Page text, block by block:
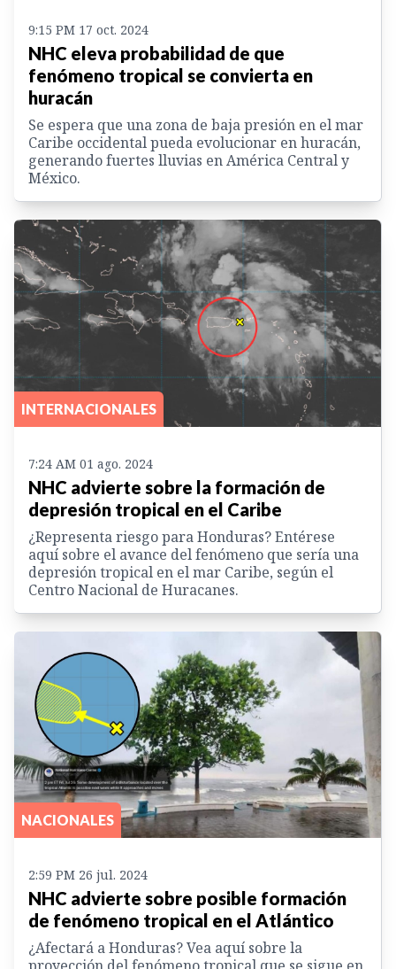
9:15 PM 17 oct. 2024
NHC eleva probabilidad de que
fenómeno tropical se convierta en
huracán
Se espera que una zona de baja presión en el mar
Caribe occidental pueda evolucionar en huracán,
generando fuertes lluvias en América Central y
México.
INTERNACIONALES
7:24 AM 01 ago. 2024
NHC advierte sobre la formación de
depresión tropical en el Caribe
¿Representa riesgo para Honduras? Entérese
aquí sobre el avance del fenómeno que sería una
depresión tropical en el mar Caribe, según el
Centro Nacional de Huracanes.
NACIONALES
2:59 PM 26 jul. 2024
NHC advierte sobre posible formación
de fenómeno tropical en el Atlántico
¿Afectará a Honduras? Vea aquí sobre la